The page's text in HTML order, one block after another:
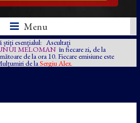
Menu
știți esențialul: Ascultați
MELOMAN în fiecare zi, de la
de la ora 10. Fiecare emisiune este
de la Sergiu Alex.